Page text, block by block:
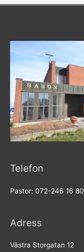
Telefon
Pastor: 072-246 16 80
Adress
Västra Storgatan 12